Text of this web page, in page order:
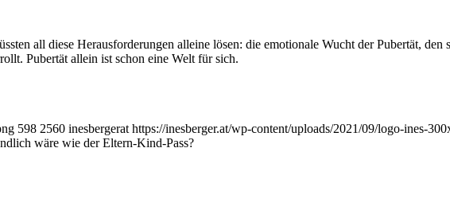
all diese Herausforderungen alleine lösen: die emotionale Wucht der Pubertät,
Pubertät allein ist schon eine Welt für sich.
598 2560 inesbergerat https://inesberger.at/wp-content/uploads/2021/09/logo-ines-
wäre wie der Eltern-Kind-Pass?